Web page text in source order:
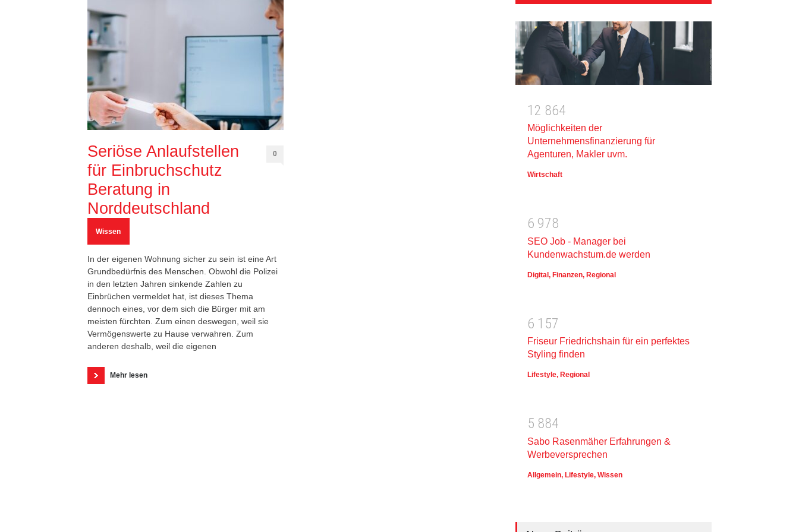
Seriöse Anlaufstellen
für Einbruchschutz
Beratung in
Norddeutschland
0
Wissen
In der eigenen Wohnung sicher zu sein ist eine Art
Grundbedürfnis des Menschen. Obwohl die Polizei
in den letzten Jahren sinkende Zahlen zu
Einbrüchen vermeldet hat, ist dieses Thema
dennoch eines, vor dem sich die Bürger mit am
meisten fürchten. Zum einen deswegen, weil sie
Vermögenswerte zu Hause verwahren. Zum
anderen deshalb, weil die eigenen
Mehr lesen
1 2 864
Möglichkeiten der
Unternehmensfinanzierung für
Agenturen, Makler uvm.
Wirtschaft
6 978
SEO Job - Manager bei
Kundenwachstum.de werden
Digital , Finanzen, Regional
6 1 57
Friseur Friedrichshain für ein perfektes
Styling finden
Lifestyle, Regional
5 884
Sabo Rasenmäher Erfahrungen &
Werbeversprechen
Allgemein, Lifestyle, Wissen